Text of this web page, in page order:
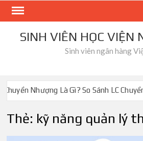
Skip
contentSINH VIÊN HỌC VIỆN
Sinh viên ngân hàng
Nhượng Là Gì? So Sánh LC Chuyển
Thẻ: kỹ năng quản lý